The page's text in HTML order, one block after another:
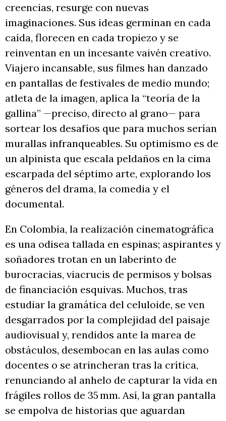
creencias, resurge con nuevas
imaginaciones. Sus ideas germinan en cada
caída, florecen en cada tropiezo y se
reinventan en un incesante vaivén creativo.
Viajero incansable, sus filmes han danzado
en pantallas de festivales de medio mundo;
atleta de la imagen, aplica la “teoría de la
gallina” —preciso, directo al grano— para
sortear los desafíos que para muchos serían
murallas infranqueables. Su optimismo es de
un alpinista que escala peldaños en la cima
escarpada del séptimo arte, explorando los
géneros del drama, la comedia y el
documental.
En Colombia, la realización cinematográfica
es una odisea tallada en espinas; aspirantes y
soñadores trotan en un laberinto de
burocracias, viacrucis de permisos y bolsas
de financiación esquivas. Muchos, tras
estudiar la gramática del celuloide, se ven
desgarrados por la complejidad del paisaje
audiovisual y, rendidos ante la marea de
obstáculos, desembocan en las aulas como
docentes o se atrincheran tras la crítica,
renunciando al anhelo de capturar la vida en
frágiles rollos de 35 mm. Así, la gran pantalla
se empolva de historias que aguardan